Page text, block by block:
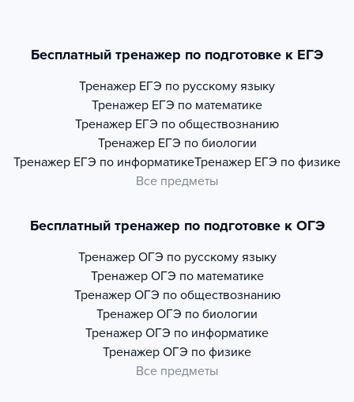
Бесплатный тренажер по подготовке к ЕГЭ
Тренажер ЕГЭ по русскому языку
Тренажер ЕГЭ по математике
Тренажер ЕГЭ по обществознанию
Тренажер ЕГЭ по биологии
Тренажер ЕГЭ по информатикеТренажер ЕГЭ по физике
Все предметы
Бесплатный тренажер по подготовке к ОГЭ
Тренажер ОГЭ по русскому языку
Тренажер ОГЭ по математике
Тренажер ОГЭ по обществознанию
Тренажер ОГЭ по биологии
Тренажер ОГЭ по информатике
Тренажер ОГЭ по физике
Все предметы